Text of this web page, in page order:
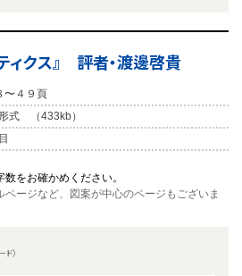
ティクス』 評者・渡邊啓貴
４９頁
式 （433kb）
をお確かめください。
ページなど、図案が中心のページもございま
ド）